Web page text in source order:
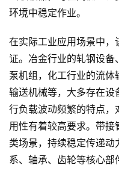
环境中稳定作业。
在实际工业应用场景中，
证。冶金行业的轧钢设备
泵机组，化工行业的流体
输送机械等，大多存在设
行负载波动频繁的特点，
用性有着较高要求。带
类场景，持续稳定传递动
系、轴承、齿轮等核心